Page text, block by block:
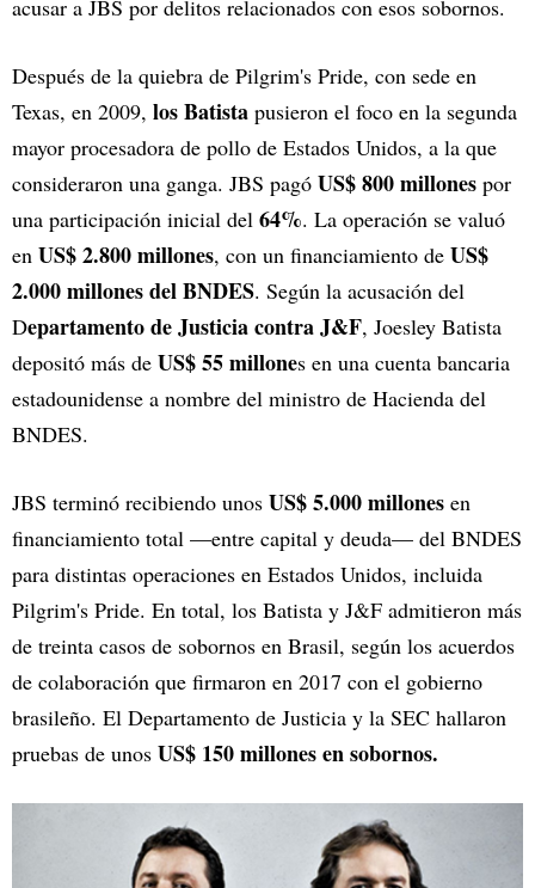
acusar a JBS por delitos relacionados con esos sobornos.
Después de la quiebra de Pilgrim's Pride, con sede en
Texas, en 2009, los Batista pusieron el foco en la segunda
mayor procesadora de pollo de Estados Unidos, a la que
consideraron una ganga. JBS pagó US$ 800 millones por
una participación inicial del 64%. La operación se valuó
en US$ 2.800 millones, con un financiamiento de US$
2.000 millones del BNDES. Según la acusación del
Departamento de Justicia contra J&F, Joesley Batista
depositó más de US$ 55 millones en una cuenta bancaria
estadounidense a nombre del ministro de Hacienda del
BNDES.
JBS terminó recibiendo unos US$ 5.000 millones en
financiamiento total —entre capital y deuda— del BNDES
para distintas operaciones en Estados Unidos, incluida
Pilgrim's Pride. En total, los Batista y J&F admitieron más
de treinta casos de sobornos en Brasil, según los acuerdos
de colaboración que firmaron en 2017 con el gobierno
brasileño. El Departamento de Justicia y la SEC hallaron
pruebas de unos US$ 150 millones en sobornos.